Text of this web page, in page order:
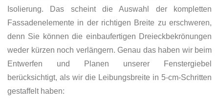
Isolierung. Das scheint die Auswahl der kompletten
Fassadenelemente in der richtigen Breite zu erschweren,
denn Sie können die einbaufertigen Dreieckbekrönungen
weder kürzen noch verlängern. Genau das haben wir beim
Entwerfen und Planen unserer Fenstergiebel
berücksichtigt, als wir die Leibungsbreite in 5-cm-Schritten
gestaffelt haben: